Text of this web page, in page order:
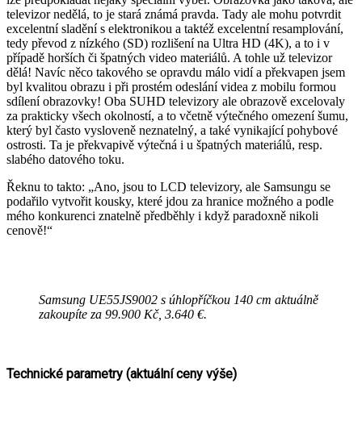
televizor nedělá, to je stará známá pravda. Tady ale mohu potvrdit
excelentní sladění s elektronikou a taktéž excelentní resamplování,
tedy převod z nízkého (SD) rozlišení na Ultra HD (4K), a to i v
případě horších či špatných video materiálů. A tohle už televizor
dělá! Navíc něco takového se opravdu málo vidí a překvapen jsem
byl kvalitou obrazu i při prostém odeslání videa z mobilu formou
sdílení obrazovky! Oba SUHD televizory ale obrazově excelovaly
za prakticky všech okolností, a to včetně výtečného omezení šumu,
který byl často vysloveně neznatelný, a také vynikající pohybové
ostrosti. Ta je překvapivě výtečná i u špatných materiálů, resp.
slabého datového toku.
Řeknu to takto: „Ano, jsou to LCD televizory, ale Samsungu se
podařilo vytvořit kousky, které jdou za hranice možného a podle
mého konkurenci znatelně předběhly i když paradoxně nikoli
cenově!“
Samsung UE55JS9002 s úhlopříčkou 140 cm aktuálně
zakoupíte za 99.900 Kč, 3.640 €.
Technické parametry (aktuální ceny výše)